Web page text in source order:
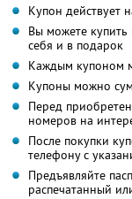
Купон действует
Вы можете купить
себя и в подарок
Каждым купоном
Купоны можно
Перед
номеров на
После покупки
телефону с
Предъявляйте
распечатанный